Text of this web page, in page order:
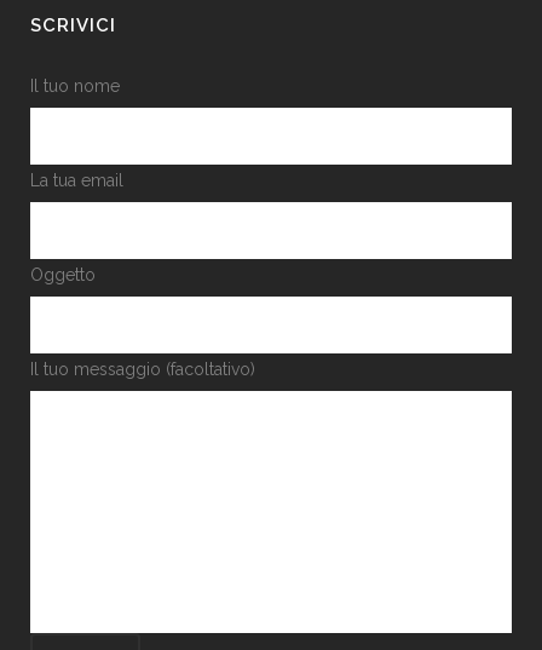
SCRIVICI
Il tuo nome
La tua email
Oggetto
Il tuo messaggio (facoltativo)